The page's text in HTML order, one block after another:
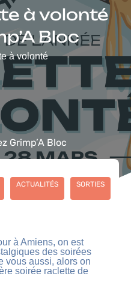
à volonté
Bloc
à volonté
Grimp’A Bloc
ACTUALITÉS SORTIES
à Amiens, on est
des soirées
vous aussi, alors on
soirée raclette de